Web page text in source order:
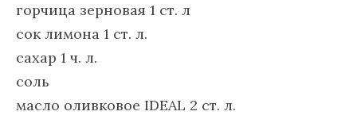
горчица зерновая 1 ст. л
сок лимона 1 ст. л.
сахар 1 ч. л.
соль
масло оливковое IDEAL 2 ст. л.